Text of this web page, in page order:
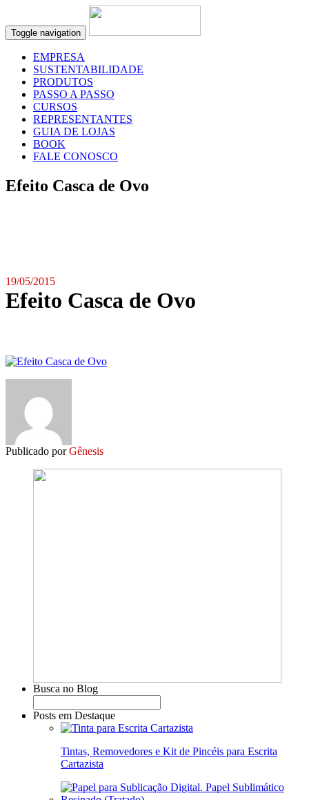
Toggle navigation
EMPRESA
SUSTENTABILIDADE
PRODUTOS
PASSO A PASSO
CURSOS
REPRESENTANTES
GUIA DE LOJAS
BOOK
FALE CONOSCO
Efeito Casca de Ovo
19/05/2015
Efeito Casca de Ovo
Publicado porGênesis
Busca no Blog
Posts em Destaque
Tintas, Removedores e Kit de Pincéis para Escrita
Cartazista